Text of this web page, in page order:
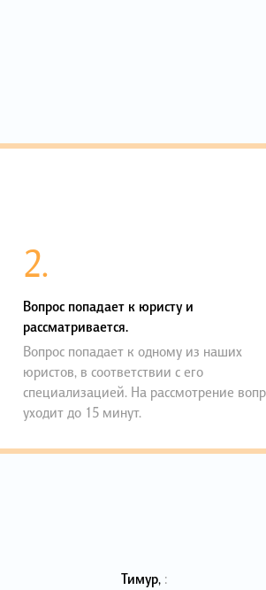
2.
Вопрос попадает к юристу и
рассматривается.
Вопрос попадает к одному из наших
юристов, в соответствии с его
специализацией. На рассмотрение
уходит до 15 минут.
Тимур, :